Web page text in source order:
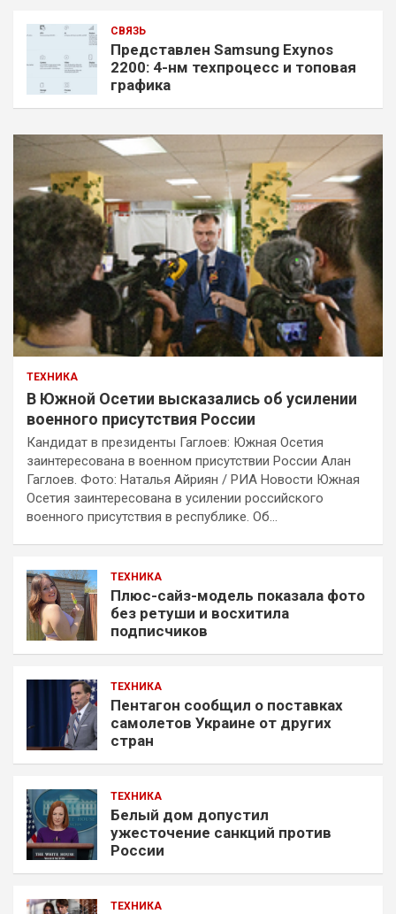
СВЯЗЬ
Представлен Samsung Exynos
2200: 4-нм техпроцесс и топовая
графика
ТЕХНИКА
В Южной Осетии высказались об усилении
военного присутствия России
Кандидат в президенты Гаглоев: Южная Осетия
заинтересована в военном присутствии России Алан
Гаглоев. Фото: Наталья Айриян / РИА Новости Южная
Осетия заинтересована в усилении российского
военного присутствия в республике. Об…
ТЕХНИКА
Плюс-сайз-модель показала фото
без ретуши и восхитила
подписчиков
ТЕХНИКА
Пентагон сообщил о поставках
самолетов Украине от других
стран
ТЕХНИКА
Белый дом допустил
ужесточение санкций против
России
ТЕХНИКА